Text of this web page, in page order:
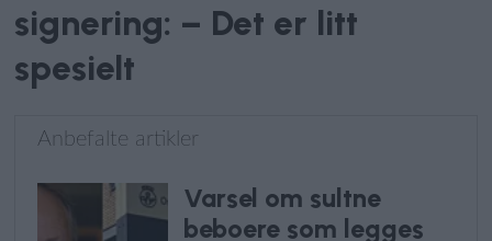
signering: – Det er litt
spesielt
Anbefalte artikler
Varsel om sultne
beboere som legges